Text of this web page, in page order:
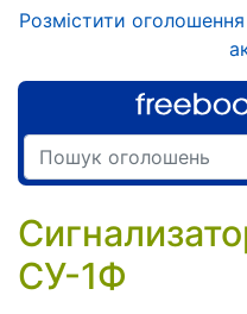
Розмістити оголошення
СУ-1Ф